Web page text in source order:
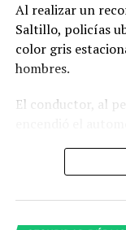
Al realizar un
Saltillo, policías
color gris
hombres.
El conductor, al
Al circular cerca
simple vista
detener la